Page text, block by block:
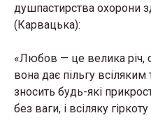
душпастирства охорони
(Карвацька):
«Любов — це велика річ,
вона дає пільгу всіляким
зносить будь-які
без ваги, і всіляку